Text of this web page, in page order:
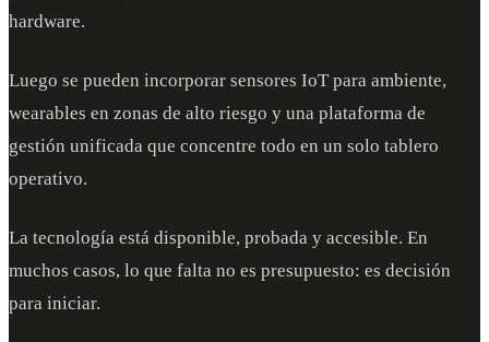
hardware.
Luego se pueden incorporar sensores IoT para ambiente,
wearables en zonas de alto riesgo y una plataforma de
gestión unificada que concentre todo en un solo tablero
operativo.
La tecnología está disponible, probada y accesible. En
muchos casos, lo que falta no es presupuesto: es decisión
para iniciar.